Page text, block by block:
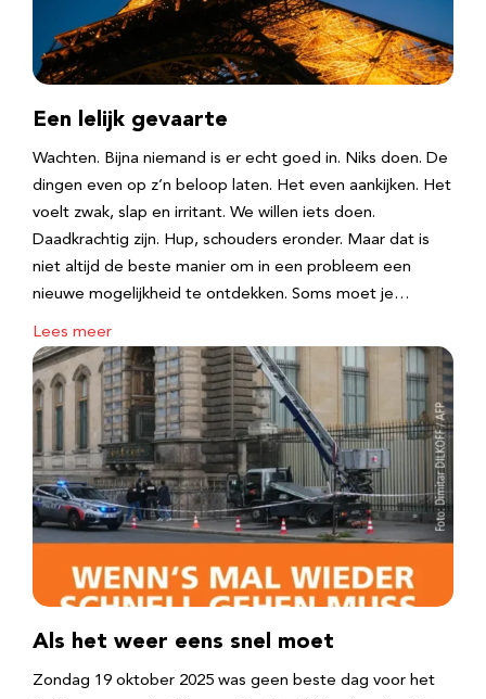
Een lelijk gevaarte
Wachten. Bijna niemand is er echt goed in. Niks doen. De
dingen even op z’n beloop laten. Het even aankijken. Het
voelt zwak, slap en irritant. We willen iets doen.
Daadkrachtig zijn. Hup, schouders eronder. Maar dat is
niet altijd de beste manier om in een probleem een
nieuwe mogelijkheid te ontdekken. Soms moet je…
Lees meer
Als het weer eens snel moet
Zondag 19 oktober 2025 was geen beste dag voor het